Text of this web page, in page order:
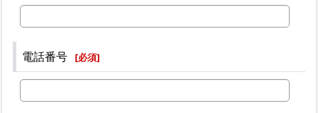
電話番号 [必須]